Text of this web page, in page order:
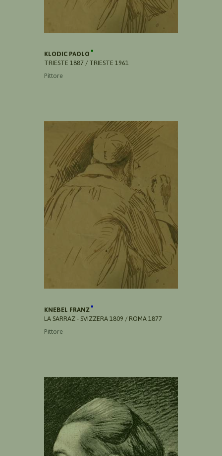
KLODIC PAOLO
TRIESTE 1887 / TRIESTE 1961
Pittore
KNEBEL FRANZ
LA SARRAZ - SVIZZERA 1809 / ROMA 1877
Pittore